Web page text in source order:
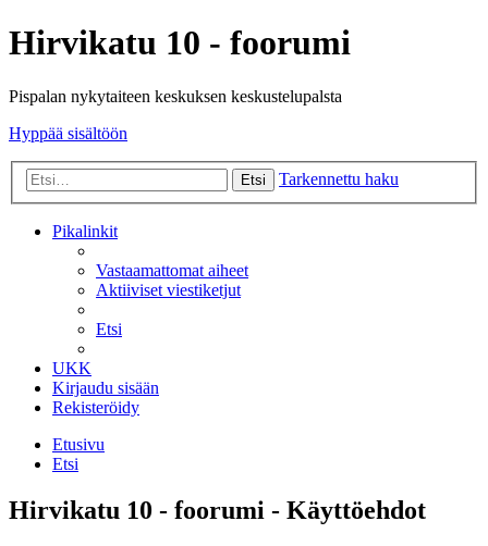
Hirvikatu 10 - foorumi
Pispalan nykytaiteen keskuksen keskustelupalsta
Hyppää sisältöön
Etsi Tarkennettu haku
Pikalinkit
Vastaamattomat aiheet
Aktiiviset viestiketjut
Etsi
UKK
Kirjaudu sisään
Rekisteröidy
Etusivu
Etsi
Hirvikatu 10 - foorumi - Käyttöehdot